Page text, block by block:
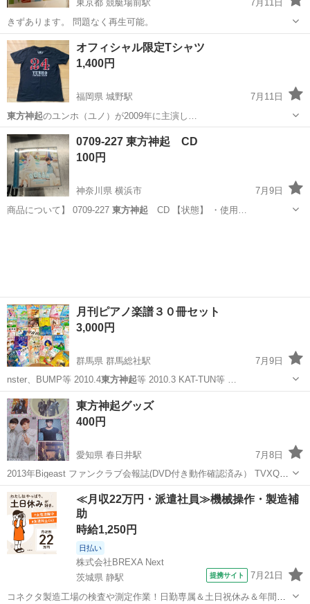
東京都 競艇場前駅
7月11日
きずあります。 問題なく再生可能。
東京 府中市 DVD/ブルーレイ
オフィシャル限定Tシャツ
1,400円
福岡県 城野駅
7月11日
東方神起のユンホ（ユノ）が2009年に主演し…
福岡 北九州市 Tシャツ
0709-227 東方神起 CD
100円
神奈川県 横浜市
7月9日
商品について】 0709-227 東方神起 CD 【状態】 ・使用…
月刊ピアノ楽譜３０冊セット
3,000円
群馬県 群馬総社駅
7月9日
nster、BUMP等 2010.4東方神起等 2010.3 KAT-TUN等 …
群馬 前橋市 群馬総社駅 教則本
東方神起グッズ
400円
愛知県 春日井駅
7月8日
2013年Bigeast ファンクラブ会報誌(DVD付き動作確認済み） TVXQマ
ウスパッド（韓国スターアベニューにて５$にて購入) ...
愛知 春日井市 春日井駅 その他 東方神起
≪月収22万円・派遣社員≫機械操作・製造補
助
時給1,250円
日払い
株式会社BREXA Next
茨城県 静駅
提携サイト 7月21日
コネクタ製造工場の検査や測定作業！日勤専属＆土日祝休み＆年間休